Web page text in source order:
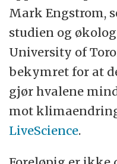
Mark Engstrom,
studien og
University of
bekymret for at
gjør hvalene
mot
LiveScience.